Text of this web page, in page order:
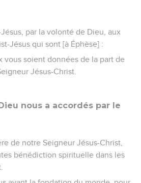
par la volonté de Dieu, aux
Jésus qui sont [à Éphèse] :
vous soient données de la part de
Jésus-Christ.
nous a accordés par le
de notre Seigneur Jésus-Christ,
bénédiction spirituelle dans les